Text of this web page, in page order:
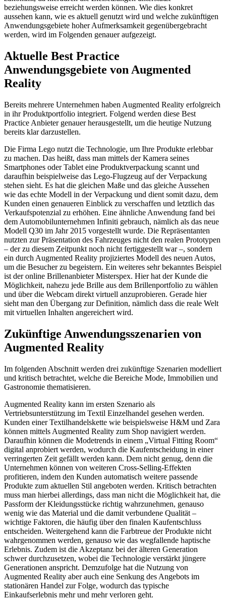
beziehungsweise erreicht werden können. Wie dies konkret
aussehen kann, wie es aktuell genutzt wird und welche zukünftigen
Anwendungsgebiete hoher Aufmerksamkeit gegenübergebracht
werden, wird im Folgenden genauer aufgezeigt.
Aktuelle Best Practice
Anwendungsgebiete von Augmented
Reality
Bereits mehrere Unternehmen haben Augmented Reality erfolgreich
in ihr Produktportfolio integriert. Folgend werden diese Best
Practice Anbieter genauer herausgestellt, um die heutige Nutzung
bereits klar darzustellen.
Die Firma Lego nutzt die Technologie, um Ihre Produkte erlebbar
zu machen. Das heißt, dass man mittels der Kamera seines
Smartphones oder Tablet eine Produktverpackung scannt und
daraufhin beispielweise das Lego-Flugzeug auf der Verpackung
stehen sieht. Es hat die gleichen Maße und das gleiche Aussehen
wie das echte Modell in der Verpackung und dient somit dazu, dem
Kunden einen genaueren Einblick zu verschaffen und letztlich das
Verkaufspotenzial zu erhöhen. Eine ähnliche Anwendung fand bei
dem Automobilunternehmen Infiniti gebrauch, nämlich als das neue
Modell Q30 im Jahr 2015 vorgestellt wurde. Die Repräsentanten
nutzten zur Präsentation des Fahrzeuges nicht den realen Prototypen
– der zu diesem Zeitpunkt noch nicht fertiggestellt war –, sondern
ein durch Augmented Reality projiziertes Modell des neuen Autos,
um die Besucher zu begeistern. Ein weiteres sehr bekanntes Beispiel
ist der online Brillenanbieter Misterspex. Hier hat der Kunde die
Möglichkeit, nahezu jede Brille aus dem Brillenportfolio zu wählen
und über die Webcam direkt virtuell anzuprobieren. Gerade hier
sieht man den Übergang zur Definition, nämlich dass die reale Welt
mit virtuellen Inhalten angereichert wird.
Zukünftige Anwendungsszenarien von
Augmented Reality
Im folgenden Abschnitt werden drei zukünftige Szenarien modelliert
und kritisch betrachtet, welche die Bereiche Mode, Immobilien und
Gastronomie thematisieren.
Augmented Reality kann im ersten Szenario als
Vertriebsunterstützung im Textil Einzelhandel gesehen werden.
Kunden einer Textilhandelskette wie beispielsweise H&M und Zara
können mittels Augmented Reality zum Shop navigiert werden.
Daraufhin können die Modetrends in einem „Virtual Fitting Room“
digital anprobiert werden, wodurch die Kaufentscheidung in einer
verringerten Zeit gefällt werden kann. Dem nicht genug, denn die
Unternehmen können von weiteren Cross-Selling-Effekten
profitieren, indem den Kunden automatisch weitere passende
Produkte zum aktuellen Stil angeboten werden. Kritisch betrachten
muss man hierbei allerdings, dass man nicht die Möglichkeit hat, die
Passform der Kleidungsstücke richtig wahrzunehmen, genauso
wenig wie das Material und die damit verbundene Qualität –
wichtige Faktoren, die häufig über den finalen Kaufentschluss
entscheiden. Weitergehend kann die Farbtreue der Produkte nicht
wahrgenommen werden, genauso wie das wegfallende haptische
Erlebnis. Zudem ist die Akzeptanz bei der älteren Generation
schwer durchzusetzen, wobei die Technologie verstärkt jüngere
Generationen anspricht. Demzufolge hat die Nutzung von
Augmented Reality aber auch eine Senkung des Angebots im
stationären Handel zur Folge, wodurch das typische
Einkaufserlebnis mehr und mehr verloren geht.